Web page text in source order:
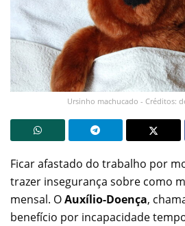
Ursinho machucado - Créditos:
Ficar afastado do trabalho por
trazer insegurança sobre como
mensal. OAuxílio-Doença,
benefício por incapacidade